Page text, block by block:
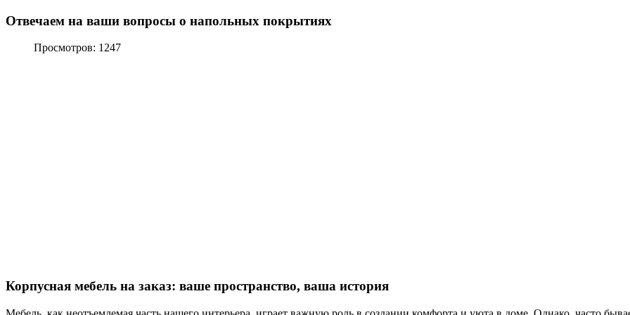
Отвечаем на ваши вопросы о напольных покрытиях
Просмотров: 1247
Корпусная мебель на заказ: ваше пространство, ваша история